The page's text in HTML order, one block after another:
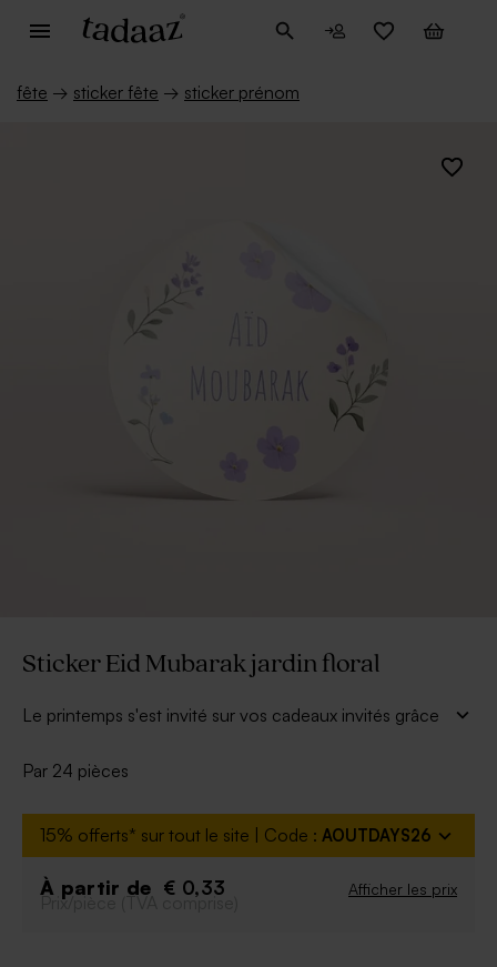
fête → sticker fête → sticker prénom
Sticker Eid Mubarak jardin floral
Le printemps s'est invité sur vos cadeaux invités grâce
selon vos envies.
Par 24 pièces
15% offerts* sur tout le site | Code : AOUTDAYS26
À partir de € 0,33 Afficher les prix
Prix/pièce (TVA comprise)